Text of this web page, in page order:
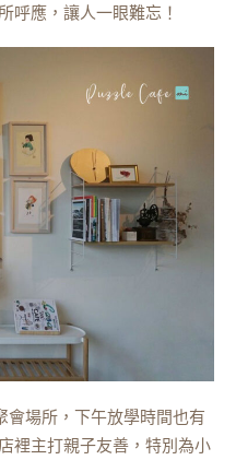
呼應，讓人一眼難忘！
會場所，下午放學時間也有
裡主打親子友善，特別為小